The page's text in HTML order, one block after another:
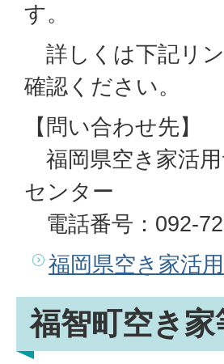
す。
詳しくは下記リ
確認ください。
【問い合わせ先】
福岡県空き家活用
センター
電話番号：092-
福岡県空き家活
福智町空き